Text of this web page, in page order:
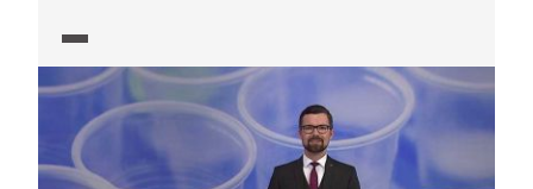
například lužní lesy. V debatě se zpracovatelem
studie proveditelnosti vodního koridoru Dunaj–
Odra–Labe M. Pavlem přírodovědec Martin Rulík
tyto možné dopady vysvětluje. Zpracovatel studie
mu oponuje.